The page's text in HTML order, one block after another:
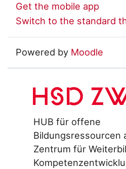
Get the mobile app
Switch to the standard
Powered by Moodle
HSD
HUB für offene
Bildungsressourcen
Zentrum für